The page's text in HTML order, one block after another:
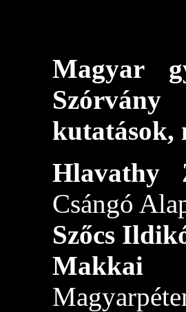
Magyar
kutatások,
Hlavathy
Csángó
Szőcs
Makkai